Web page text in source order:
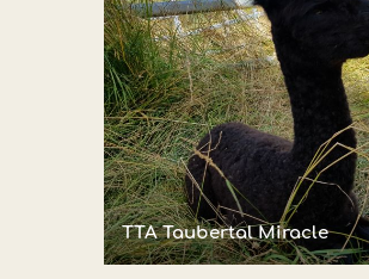
TTA Taubertal Miracle